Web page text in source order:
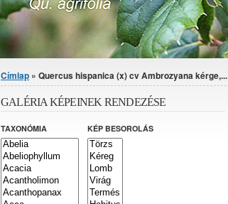
Jelenlegi hely
Címlap » Quercus hispanica (x) cv Ambrozyana kérge,...
GALÉRIA KÉPEINEK RENDEZÉSE
TAXONÓMIA KÉP BESOROLÁS